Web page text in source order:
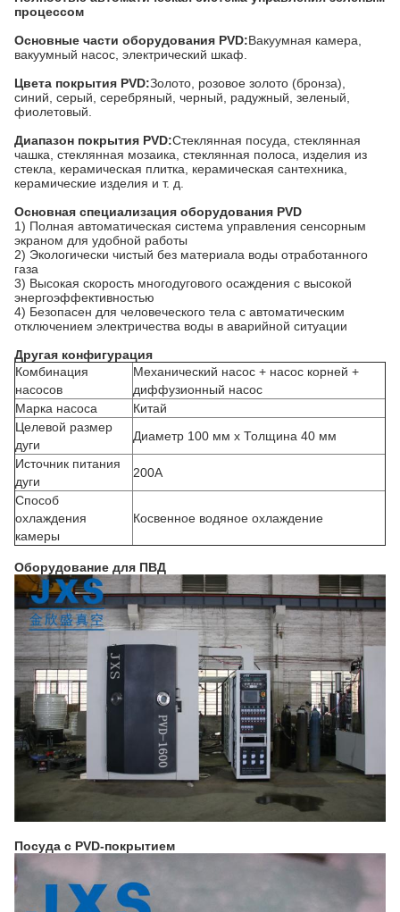
процессом
Основные части оборудования PVD:Вакуумная камера,
вакуумный насос, электрический шкаф.
Цвета покрытия PVD:Золото, розовое золото (бронза),
синий, серый, серебряный, черный, радужный, зеленый,
фиолетовый.
Диапазон покрытия PVD:Стеклянная посуда, стеклянная
чашка, стеклянная мозаика, стеклянная полоса, изделия из
стекла, керамическая плитка, керамическая сантехника,
керамические изделия и т. д.
Основная специализация оборудования PVD
1) Полная автоматическая система управления сенсорным
экраном для удобной работы
2) Экологически чистый без материала воды отработанного
газа
3) Высокая скорость многодугового осаждения с высокой
энергоэффективностью
4) Безопасен для человеческого тела с автоматическим
отключением электричества воды в аварийной ситуации
Другая конфигурация
Комбинация
насосов
Механический насос + насос корней +
диффузионный насос
Марка насоса
Китай
Целевой размер
дуги
Диаметр 100 мм x Толщина 40 мм
Источник питания
дуги
200А
Способ
охлаждения
камеры
Косвенное водяное охлаждение
Оборудование для ПВД
Посуда с PVD-покрытием